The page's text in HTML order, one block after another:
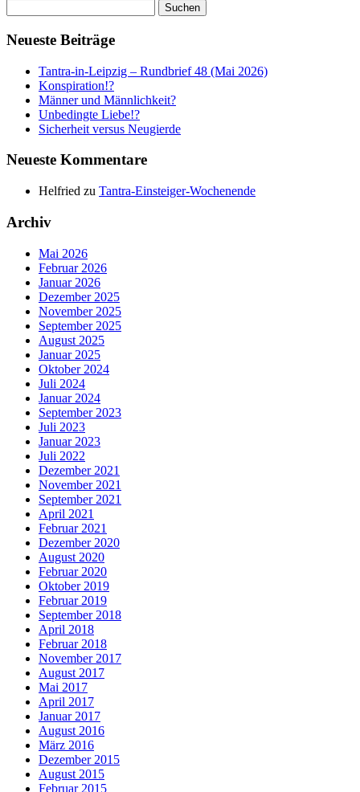
nach:
Neueste Beiträge
Tantra-in-Leipzig – Rundbrief 48 (Mai 2026)
Konspiration!?
Männer und Männlichkeit?
Unbedingte Liebe!?
Sicherheit versus Neugierde
Neueste Kommentare
Helfried zu Tantra-Einsteiger-Wochenende
Archiv
Mai 2026
Februar 2026
Januar 2026
Dezember 2025
November 2025
September 2025
August 2025
Januar 2025
Oktober 2024
Juli 2024
Januar 2024
September 2023
Juli 2023
Januar 2023
Juli 2022
Dezember 2021
November 2021
September 2021
April 2021
Februar 2021
Dezember 2020
August 2020
Februar 2020
Oktober 2019
Februar 2019
September 2018
April 2018
Februar 2018
November 2017
August 2017
Mai 2017
April 2017
Januar 2017
August 2016
März 2016
Dezember 2015
August 2015
Februar 2015